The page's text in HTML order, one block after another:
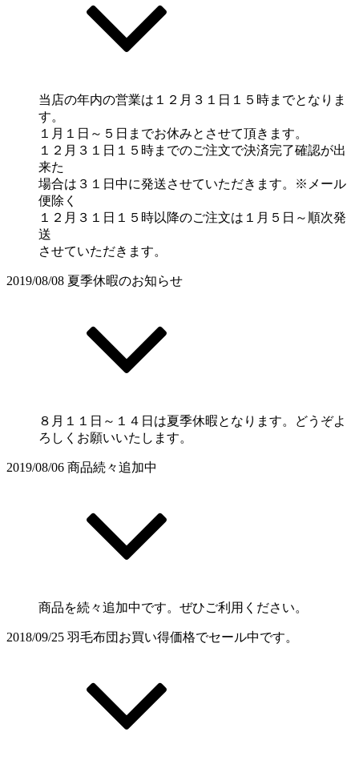
当店の年内の営業は１２月３１日１５時までとなりま
す。
１月１日～５日までお休みとさせて頂きます。
１２月３１日１５時までのご注文で決済完了確認が出
来た
場合は３１日中に発送させていただきます。※メール
便除く
１２月３１日１５時以降のご注文は１月５日～順次発
送
させていただきます。
2019/08/08 夏季休暇のお知らせ
８月１１日～１４日は夏季休暇となります。どうぞよ
ろしくお願いいたします。
2019/08/06 商品続々追加中
商品を続々追加中です。ぜひご利用ください。
2018/09/25 羽毛布団お買い得価格でセール中です。